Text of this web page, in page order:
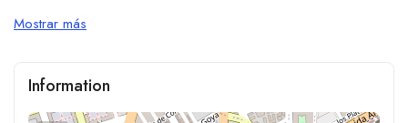
Mostrar más
Information